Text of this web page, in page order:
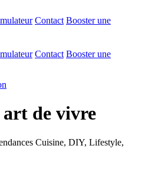
Contact Booster une
Contact Booster une
de vivre
Cuisine, DIY, Lifestyle,